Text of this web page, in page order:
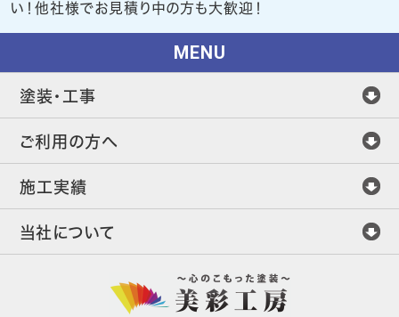
い！他社様でお見積り中の方も大歓迎！
MENU
塗装・工事
ご利用の方へ
施工実績
当社について